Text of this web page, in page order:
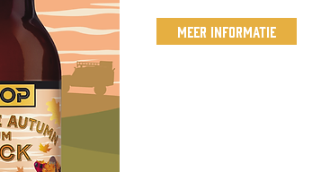
Meer Informatie